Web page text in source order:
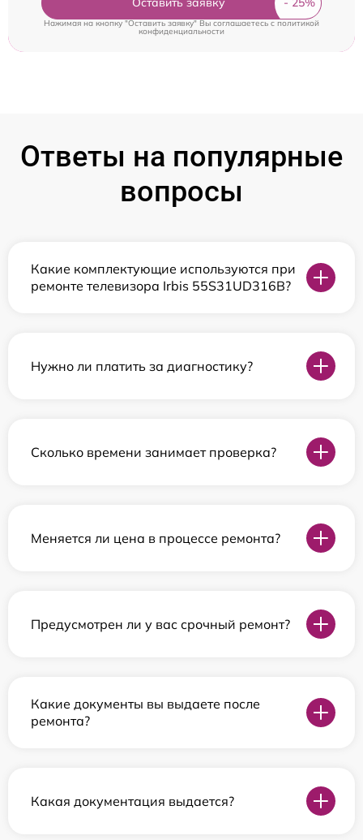
Нажимая на кнопку "Оставить заявку" Вы соглашаетесь c политикой
конфиденциальности
Ответы на популярные
вопросы
Какие комплектующие используются при
ремонте телевизора Irbis 55S31UD316B?
Нужно ли платить за диагностику?
Сколько времени занимает проверка?
Меняется ли цена в процессе ремонта?
Предусмотрен ли у вас срочный ремонт?
Какие документы вы выдаете после
ремонта?
Какая документация выдается?